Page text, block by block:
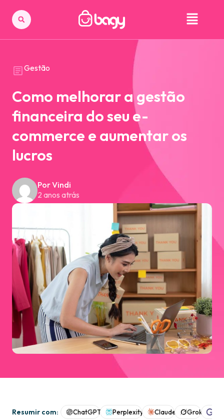
Gestão
Como melhorar a gestão
financeira do seu e-
commerce e aumentar os
lucros
Por Vindi
2 anos atrás
Resumir com: ChatGPT Perplexity Claude Grok